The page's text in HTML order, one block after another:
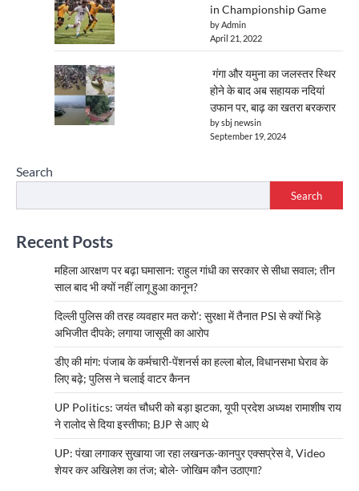
in Championship Game
by Admin
April 21, 2022
गंगा और यमुना का जलस्तर स्थिर
होने के बाद अब सहायक नदियां
उफान पर, बाढ़ का खतरा बरकरार
by sbj newsin
September 19, 2024
Search
Search
Recent Posts
महिला आरक्षण पर बढ़ा घमासान: राहुल गांधी का सरकार से सीधा सवाल; तीन
साल बाद भी क्यों नहीं लागू हुआ कानून?
दिल्ली पुलिस की तरह व्यवहार मत करो’: सुरक्षा में तैनात PSI से क्यों भिड़े
अभिजीत दीपके; लगाया जासूसी का आरोप
डीए की मांग: पंजाब के कर्मचारी-पेंशनर्स का हल्ला बोल, विधानसभा घेराव के
लिए बढ़े; पुलिस ने चलाई वाटर कैनन
UP Politics: जयंत चौधरी को बड़ा झटका, यूपी प्रदेश अध्यक्ष रामाशीष राय
ने रालोद से दिया इस्तीफा; BJP से आए थे
UP: पंखा लगाकर सुखाया जा रहा लखनऊ-कानपुर एक्सप्रेस वे, Video
शेयर कर अखिलेश का तंज; बोले- जोखिम कौन उठाएगा?